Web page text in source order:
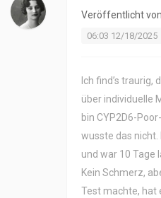
Veröffentlicht von
06:03 12/18/2025
Ich find’s
über individuelle
bin CYP2D6-
wusste das
und war 10 Tage
Kein Schmerz,
Test machte, hat